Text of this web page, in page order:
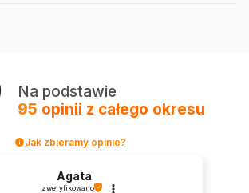
Na podstawie
95 opinii z całego okresu
Jak zbieramy opinie?
Agata
zweryfikowano